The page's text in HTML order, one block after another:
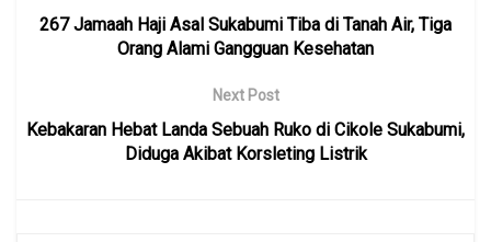
267 Jamaah Haji Asal Sukabumi Tiba di Tanah Air, Tiga
Orang Alami Gangguan Kesehatan
Next Post
Kebakaran Hebat Landa Sebuah Ruko di Cikole Sukabumi,
Diduga Akibat Korsleting Listrik